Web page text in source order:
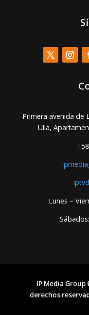
Primera avenida de
Ulia,
Lunes –
IP Media
derechos